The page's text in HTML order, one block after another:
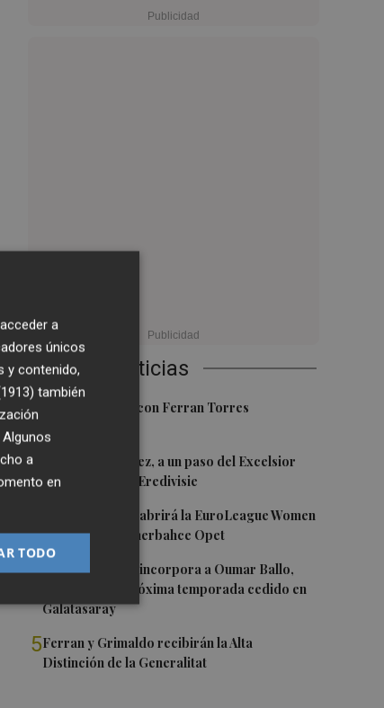
Últimas Noticias
1
Foios se vuelca con Ferran Torres
2
Mario Domínguez, a un paso del Excelsior
Róterdam de la Eredivisie
Valencia Basket abrirá la EuroLeague Women
en casa ante Fenerbahce Opet
4Valencia Basket incorpora a Oumar Ballo,
que jugará la próxima temporada cedido en
Galatasaray
5Ferran y Grimaldo recibirán la Alta
Distinción de la Generalitat
a
únicos
y contenido,
también
a
en
TODO